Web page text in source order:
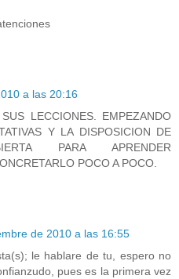
a las 20:16
LECCIONES. EMPEZANDO
Y LA DISPOSICION DE
PARA APRENDER
POCO A POCO.
de 2010 a las 16:55
le hablare de tu, espero no
pues es la primera vez